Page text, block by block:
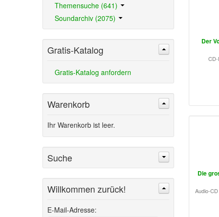
Der
Die
Audio-
Themensuche (641)
Soundarchiv (2075)
Gratis-Katalog
Gratis-Katalog anfordern
Warenkorb
Ihr Warenkorb ist leer.
Suche
Willkommen zurück!
E-Mail-Adresse: